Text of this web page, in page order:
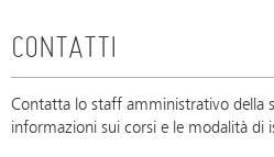
CONTATTI
Contatta lo staff amministrativo della
informazioni sui corsi e le modalità di